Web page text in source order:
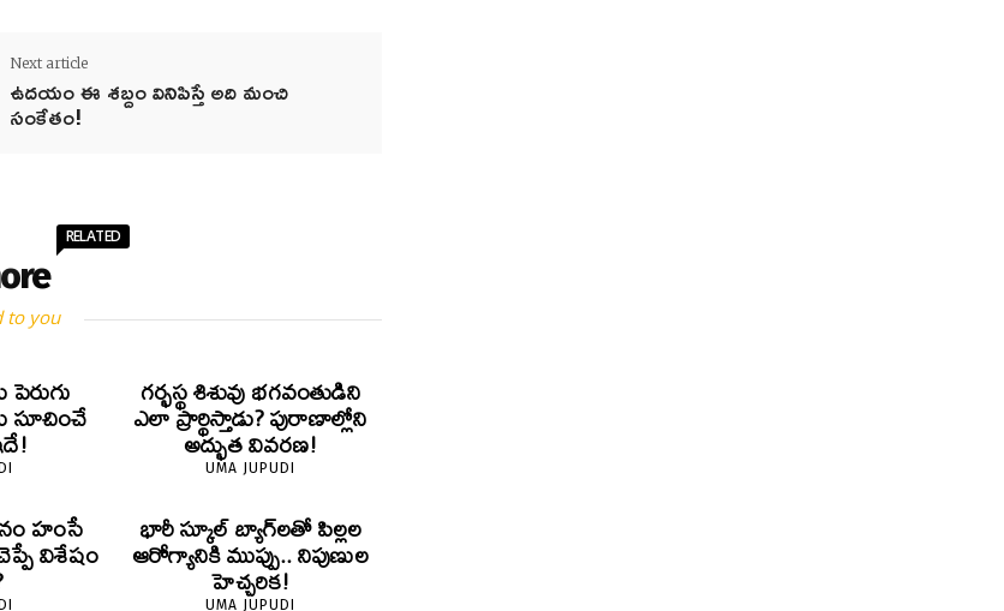
Next article
ఉదయం ఈ శబ్దం వినిపిస్తే అది మంచి
సంకేతం!
RELATED
to you
పెరుగు
సూచించే
గర్భస్థ శిశువు భగవంతుడిని
ఎలా ప్రార్థిస్తాడు? పురాణాల్లోని
అద్భుత వివరణ!
UMA JUPUDI
హంసే
విశేషం
భారీ స్కూల్ బ్యాగ్‌లతో పిల్లల
ఆరోగ్యానికి ముప్పు.. నిపుణుల
హెచ్చరిక!
UMA JUPUDI